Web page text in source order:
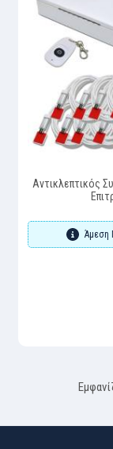
Αντικλεπτικός
Άμεση